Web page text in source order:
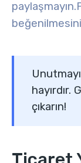
paylaşmayın.
hayırdır.
çıkarın!